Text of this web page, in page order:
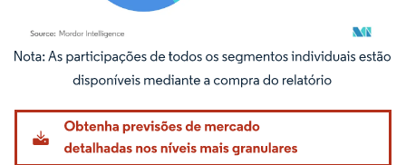
Imagem © Mordor Intelligence. O reuso requer atribuição conforme CC BY 4.0.